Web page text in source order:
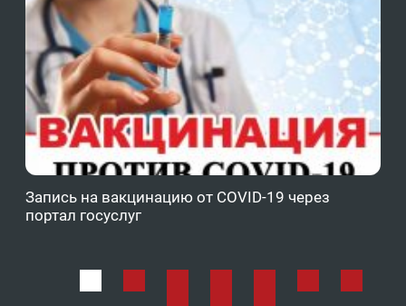
Запись на вакцинацию от COVID-19 через
портал госуслуг